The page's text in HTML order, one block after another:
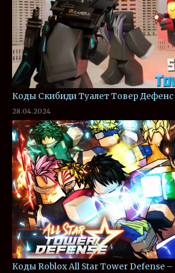
Коды Скибиди Туалет Товер
28.04.2024
Коды Roblox All Star Tower Defense